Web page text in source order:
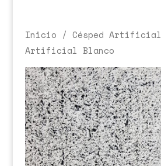
Inicio / Césped Artificial
Artificial Blanco